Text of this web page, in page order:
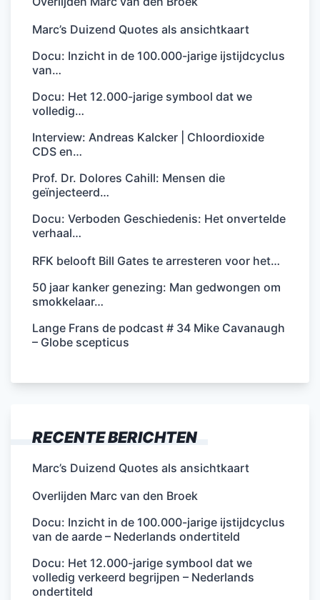
Marc’s Duizend Quotes als ansichtkaart
Docu: Inzicht in de 100.000-jarige ijstijdcyclus
van…
Docu: Het 12.000-jarige symbool dat we
volledig…
Interview: Andreas Kalcker | Chloordioxide
CDS en…
Prof. Dr. Dolores Cahill: Mensen die
geïnjecteerd…
Docu: Verboden Geschiedenis: Het onvertelde
verhaal…
RFK belooft Bill Gates te arresteren voor het…
50 jaar kanker genezing: Man gedwongen om
smokkelaar…
Lange Frans de podcast # 34 Mike Cavanaugh
– Globe scepticus
RECENTE BERICHTEN
Marc’s Duizend Quotes als ansichtkaart
Overlijden Marc van den Broek
Docu: Inzicht in de 100.000-jarige ijstijdcyclus
van de aarde – Nederlands ondertiteld
Docu: Het 12.000-jarige symbool dat we
volledig verkeerd begrijpen – Nederlands
ondertiteld